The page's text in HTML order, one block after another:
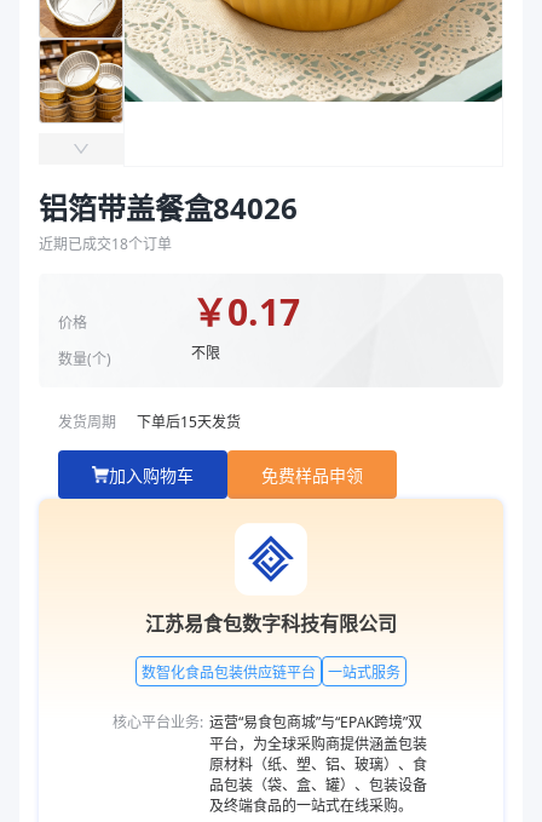
直径（mm）
84
平均重量（g）
3.2
商品图片
铝箔带盖餐盒84026
近期已成交18个订单
价格
数量(个)
￥0.17
不限
发货周期 下单后15天发货
加入购物车 免费样品申领
江苏易食包数字科技有限公司
数智化食品包装供应链平台 一站式服务
核心平台业务: 运营“易食包商城”与“EPAK跨境”双
平台，为全球采购商提供涵盖包装
原材料（纸、塑、铝、玻璃）、食
品包装（袋、盒、罐）、包装设备
及终端食品的一站式在线采购。